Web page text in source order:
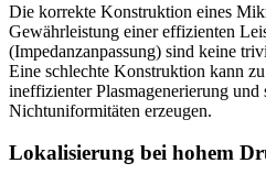
Die korrekte Konstruktion eines
Gewährleistung einer effizienten
(Impedanzanpassung) sind keine
Eine schlechte Konstruktion kann
ineffizienter Plasmagenerierung
Nichtuniformitäten erzeugen.
Lokalisierung bei hohem